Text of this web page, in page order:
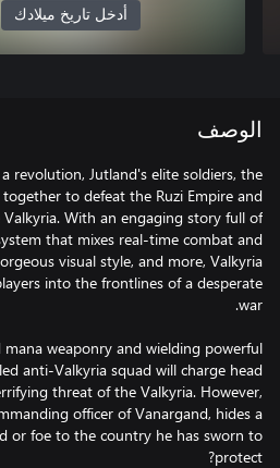
أدخل تاريخ ميلادك
الوصف
revolution, Jutland's elite soldiers, the
to defeat the Ruzi Empire and
With an engaging story full of
that mixes real-time combat and
visual style, and more, Valkyria
into the frontlines of a desperate
mana weaponry and wielding powerful
anti-Valkyria squad will charge head
threat of the Valkyria. However,
officer of Vanargand, hides a
or foe to the country he has sworn to
protect?